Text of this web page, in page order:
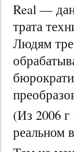
Real —
трата
Людям
(Из 2006 г
реальном